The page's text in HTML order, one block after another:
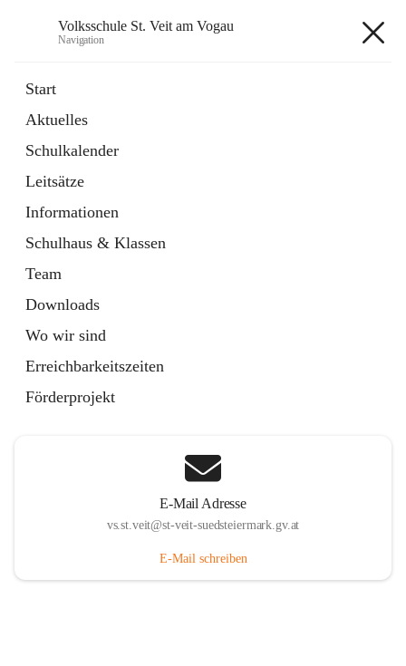
Volksschule St. Veit am Vogau
Navigation
Start
Aktuelles
Schulkalender
Leitsätze
Informationen
Schulhaus & Klassen
Team
Downloads
Wo wir sind
Erreichbarkeitszeiten
Förderprojekt
E-Mail Adresse
vs.st.veit@st-veit-suedsteiermark.gv.at
E-Mail schreiben